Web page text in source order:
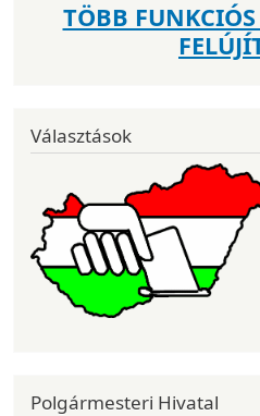
TÖBB FUNKCIÓS
Választások
Polgármesteri Hivatal